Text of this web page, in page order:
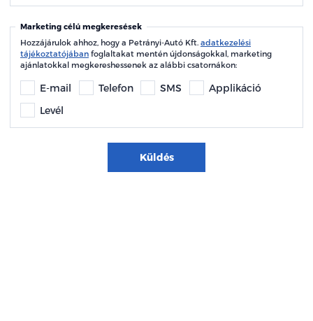
Marketing célú megkeresések
Hozzájárulok ahhoz, hogy a Petrányi-Autó Kft. adatkezelési
tájékoztatójában foglaltakat mentén újdonságokkal, marketing
ajánlatokkal megkereshessenek az alábbi csatornákon:
E-mail Telefon SMS
Applikáció
Levél
Küldés